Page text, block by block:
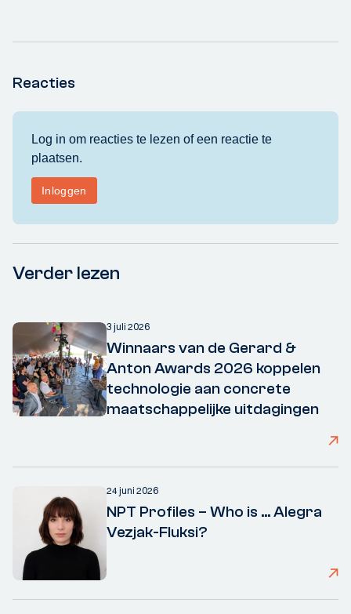
Reacties
Verder lezen
3 juli 2026
Winnaars van de Gerard &
Anton Awards 2026 koppelen
technologie aan concrete
maatschappelijke uitdagingen
24 juni 2026
NPT Profiles – Who is ... Alegra
Vezjak-Fluksi?